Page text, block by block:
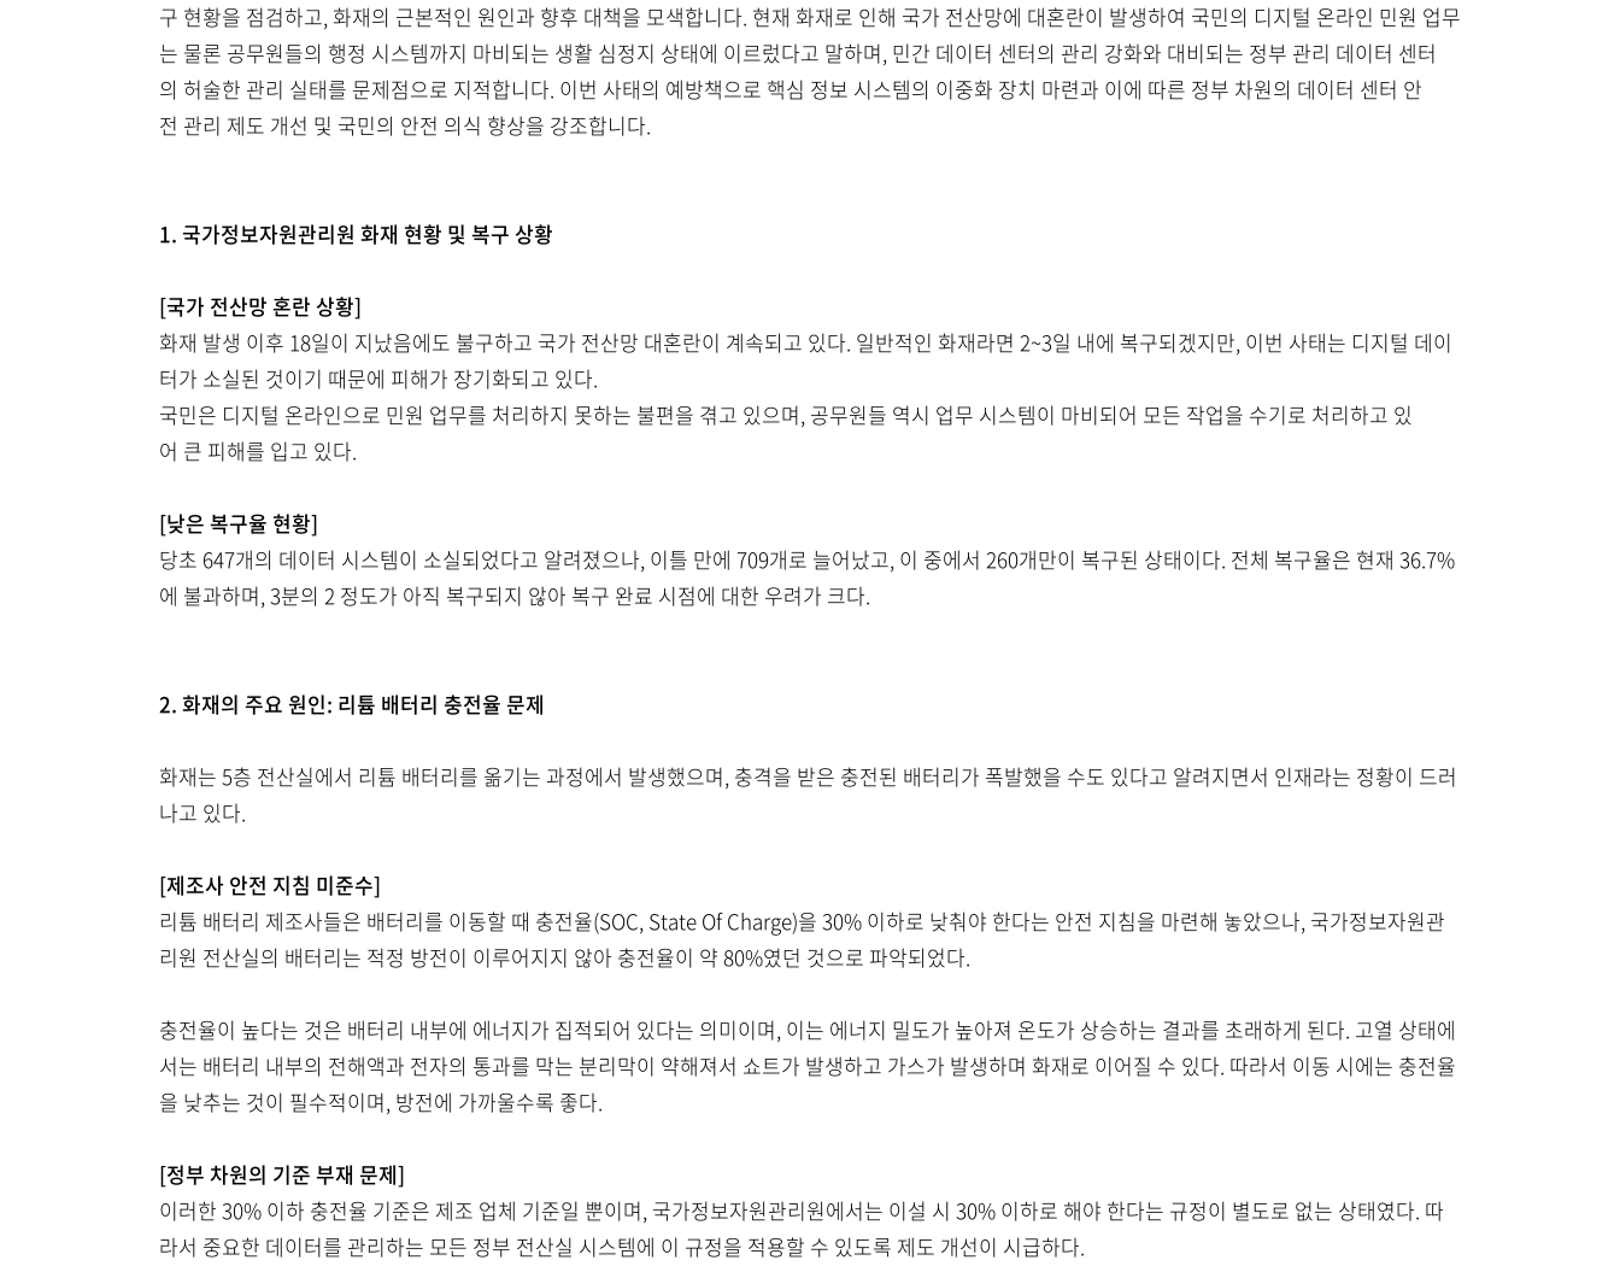
구 현황을 점검하고, 화재의 근본적인 원인과 향후 대책을 모색합니다. 현재 화재로 인해 국가 전산망에 대혼란이 발생하여 국민의 디지털 온라인 민원 업무
는 물론 공무원들의 행정 시스템까지 마비되는 생활 심정지 상태에 이르렀다고 말하며, 민간 데이터 센터의 관리 강화와 대비되는 정부 관리 데이터 센터
의 허술한 관리 실태를 문제점으로 지적합니다. 이번 사태의 예방책으로 핵심 정보 시스템의 이중화 장치 마련과 이에 따른 정부 차원의 데이터 센터 안
전 관리 제도 개선 및 국민의 안전 의식 향상을 강조합니다.
1. 국가정보자원관리원 화재 현황 및 복구 상황
[국가 전산망 혼란 상황]
화재 발생 이후 18일이 지났음에도 불구하고 국가 전산망 대혼란이 계속되고 있다. 일반적인 화재라면 2~3일 내에 복구되겠지만, 이번 사태는 디지털 데이
터가 소실된 것이기 때문에 피해가 장기화되고 있다.
국민은 디지털 온라인으로 민원 업무를 처리하지 못하는 불편을 겪고 있으며, 공무원들 역시 업무 시스템이 마비되어 모든 작업을 수기로 처리하고 있
어 큰 피해를 입고 있다.
[낮은 복구율 현황]
당초 647개의 데이터 시스템이 소실되었다고 알려졌으나, 이틀 만에 709개로 늘어났고, 이 중에서 260개만이 복구된 상태이다. 전체 복구율은 현재 36.7%
에 불과하며, 3분의 2 정도가 아직 복구되지 않아 복구 완료 시점에 대한 우려가 크다.
2. 화재의 주요 원인: 리튬 배터리 충전율 문제
화재는 5층 전산실에서 리튬 배터리를 옮기는 과정에서 발생했으며, 충격을 받은 충전된 배터리가 폭발했을 수도 있다고 알려지면서 인재라는 정황이 드러
나고 있다.
[제조사 안전 지침 미준수]
리튬 배터리 제조사들은 배터리를 이동할 때 충전율(SOC, State Of Charge)을 30% 이하로 낮춰야 한다는 안전 지침을 마련해 놓았으나, 국가정보자원관
리원 전산실의 배터리는 적정 방전이 이루어지지 않아 충전율이 약 80%였던 것으로 파악되었다.
충전율이 높다는 것은 배터리 내부에 에너지가 집적되어 있다는 의미이며, 이는 에너지 밀도가 높아져 온도가 상승하는 결과를 초래하게 된다. 고열 상태에
서는 배터리 내부의 전해액과 전자의 통과를 막는 분리막이 약해져서 쇼트가 발생하고 가스가 발생하며 화재로 이어질 수 있다. 따라서 이동 시에는 충전율
을 낮추는 것이 필수적이며, 방전에 가까울수록 좋다.
[정부 차원의 기준 부재 문제]
이러한 30% 이하 충전율 기준은 제조 업체 기준일 뿐이며, 국가정보자원관리원에서는 이설 시 30% 이하로 해야 한다는 규정이 별도로 없는 상태였다. 따
라서 중요한 데이터를 관리하는 모든 정부 전산실 시스템에 이 규정을 적용할 수 있도록 제도 개선이 시급하다.